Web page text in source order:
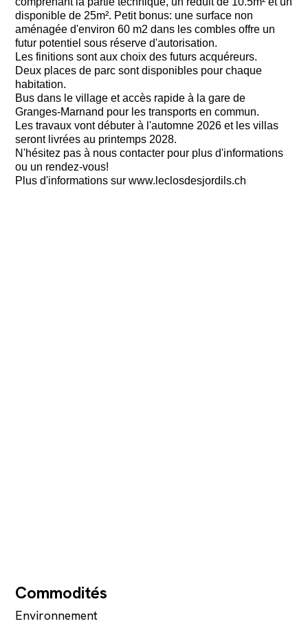
disponible de 25m². Petit bonus: une surface non
aménagée d'environ 60 m2 dans les combles offre un
futur potentiel sous réserve d'autorisation.
Les finitions sont aux choix des futurs acquéreurs.
Deux places de parc sont disponibles pour chaque
habitation.
Bus dans le village et accès rapide à la gare de
Granges-Marnand pour les transports en commun.
Les travaux vont débuter à l'automne 2026 et les villas
seront livrées au printemps 2028.
N'hésitez pas à nous contacter pour plus d'informations
ou un rendez-vous!
Plus d'informations sur www.leclosdesjordils.ch
Commodités
Environnement